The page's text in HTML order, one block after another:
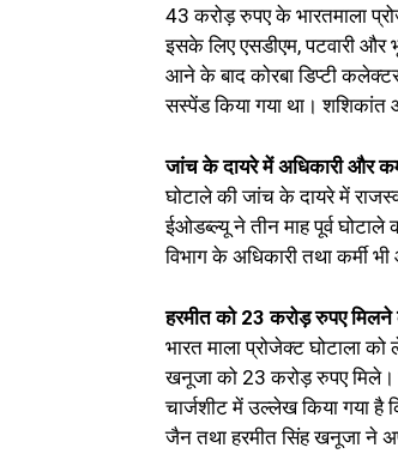
43 करोड़ रुपए के भारतमाला
इसके लिए एसडीएम, पटवारी और
आने के बाद कोरबा डिप्टी
सस्पेंड किया गया था। शशिकांत
जांच के दायरे में अधिकारी और
घोटाले की जांच के दायरे में
ईओडब्ल्यू ने तीन माह पूर्व
विभाग के अधिकारी तथा कर्मी
हरमीत को 23 करोड़ रुपए मिलने
भारत माला प्रोजेक्ट घोटाला
खनूजा को 23 करोड़ रुपए मिले।
चार्जशीट में उल्लेख किया गया है
जैन तथा हरमीत सिंह खनूजा ने